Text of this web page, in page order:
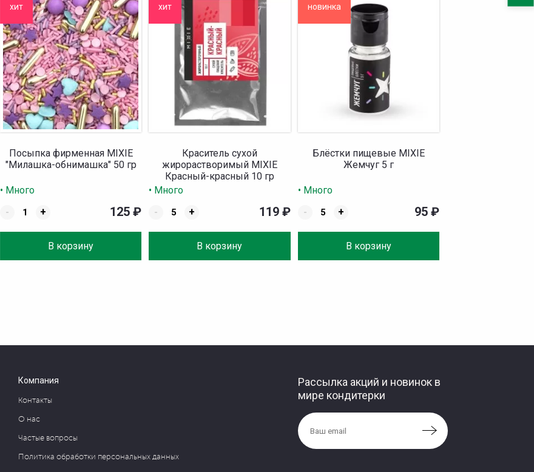
хит
Посыпка фирменная MIXIE
"Милашка-обнимашка" 50 гр
• Много
-
+
В корзину
125₽
хит
Краситель сухой
жирорастворимый MIXIE
Красный-красный 10 гр
• Много
-
+
В корзину
119 ₽
новинка
Блёстки пищевые MIXIE
Жемчуг 5 г
• Много
-
+
В корзину
95 ₽
Компания
Контакты
О нас
Частые вопросы
Политика обработки персональных данных
Рассылка акций и новинок в
мире кондитерки